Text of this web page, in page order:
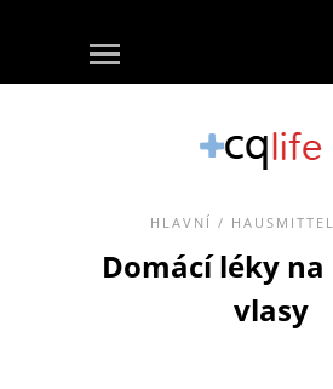
HLAVNÍ / HAUSMITTEL
Domácí léky
vlasy